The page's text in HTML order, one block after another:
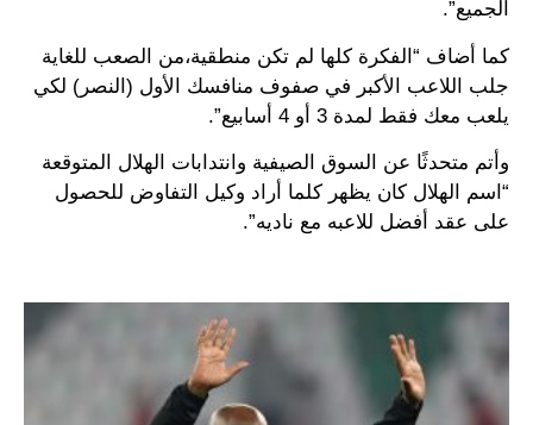
الجميع”.
كما أضاف “الفكرة كلها لم تكن منطقية،من الصعب للغاية
جلب اللاعب الأكبر في صفوف منافسك الأول (النصر) لكي
يلعب معك فقط لمدة 3 أو 4 أسابيع”.
وأتم متحدثًا عن السوق الصيفية وانتدابات الهلال المتوقعة
“اسم الهلال كان يظهر كلما أراد وكيل التفاوض للحصول
على عقد أفضل للاعبه مع ناديه”.